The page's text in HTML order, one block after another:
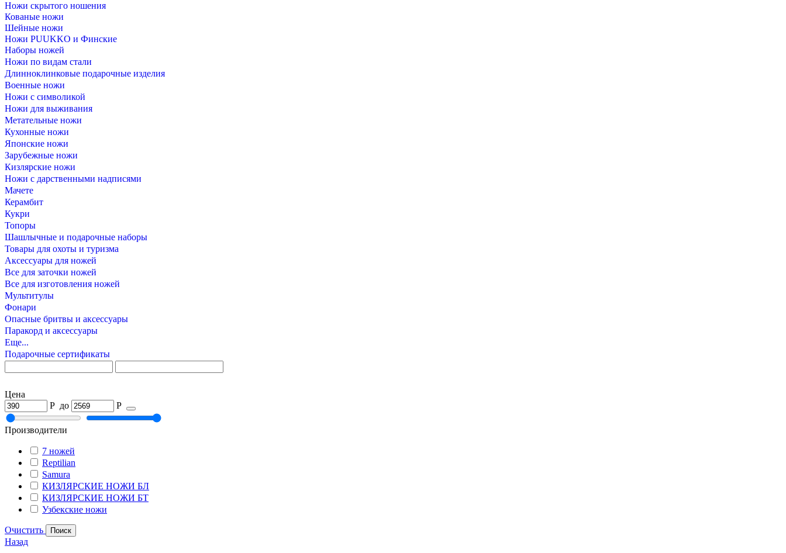
Ножи скрытого ношения
Кованые ножи
Шейные ножи
Ножи PUUKKO и Финские
Наборы ножей
Ножи по видам стали
Длинноклинковые подарочные изделия
Военные ножи
Ножи с символикой
Ножи для выживания
Метательные ножи
Кухонные ножи
Японские ножи
Зарубежные ножи
Кизлярские ножи
Ножи с дарственными надписями
Мачете
Керамбит
Кукри
Топоры
Шашлычные и подарочные наборы
Товары для охоты и туризма
Аксессуары для ножей
Все для заточки ножей
Все для изготовления ножей
Мультитулы
Фонари
Опасные бритвы и аксессуары
Паракорд и аксессуары
Еще...
Подарочные сертификаты
Цена
Р до Р
Производители
7 ножей
Reptilian
Samura
КИЗЛЯРСКИЕ НОЖИ БЛ
КИЗЛЯРСКИЕ НОЖИ БТ
Узбекские ножи
Очистить
Назад